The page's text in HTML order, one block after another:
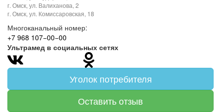
г. Омск, ул. Валиханова, 2
г. Омск, ул. Комиссаровская, 18
Многоканальный номер:
+7 968 107−00−00
Ультрамед в социальных сетях
Уголок потребителя
Оставить отзыв